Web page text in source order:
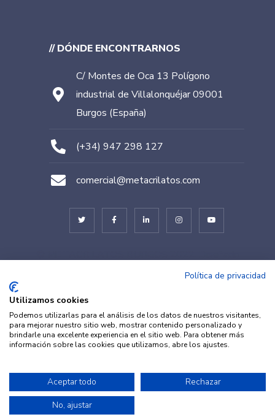
// DÓNDE ENCONTRARNOS
C/ Montes de Oca 13 Polígono
industrial de Villalonquéjar 09001
Burgos (España)
(+34) 947 298 127
comercial@metacrilatos.com
TESEO – ERIBEA
© METACRILATOS Y
PLÁSTICOS 2022. Diseñado por
TESEO – ERIBEA
Aviso legal
Política de privacidad
Utilizamos cookies
Podemos utilizarlas para el análisis de los datos de nuestros visitantes,
para mejorar nuestro sitio web, mostrar contenido personalizado y
brindarle una excelente experiencia en el sitio web. Para obtener más
información sobre las cookies que utilizamos, abre los ajustes.
Aceptar todo
Rechazar
No, ajustar